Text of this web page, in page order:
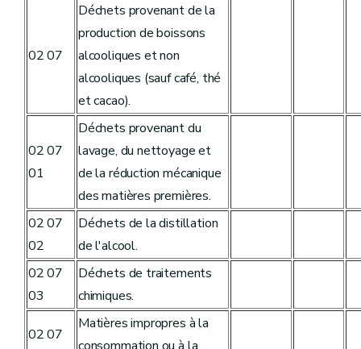
02 07
Déchets provenant de la
production de boissons
alcooliques et non
alcooliques (sauf café, thé
et cacao).
02 07
01
Déchets provenant du
lavage, du nettoyage et
de la réduction mécanique
des matières premières.
02 07
02
Déchets de la distillation
de l'alcool.
02 07
03
Déchets de traitements
chimiques.
02 07
Matières impropres à la